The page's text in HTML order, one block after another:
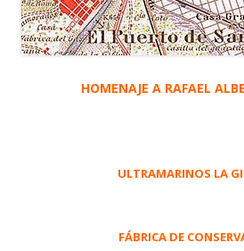
HOMENAJE A RAFAEL
ULTRAMARINOS LA
FÁBRICA DE